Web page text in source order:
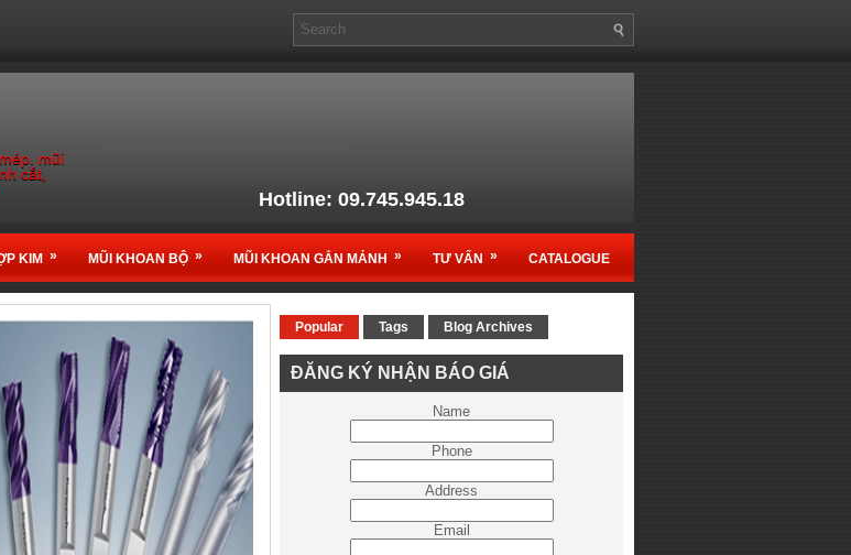
mũi
cắt,
Hotline: 09.745.945.18
Email: muikhoanso1@gmail.com
Nhà Phân phối chính thức sản phẩm Ruko - Germany
tạiViệt Nam
KIM » MŨI KHOAN BỘ » MŨI KHOAN GẮN MẢNH » TƯ VẤN » CATALOGUE
Popular Tags Blog Archives
ĐĂNG KÝ NHẬN BÁO GIÁ
Name
Phone
Address
Email